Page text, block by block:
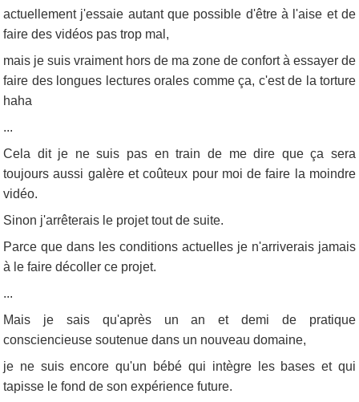
actuellement j'essaie autant que possible d'être à l'aise et de
faire des vidéos pas trop mal,
mais je suis vraiment hors de ma zone de confort à essayer de
faire des longues lectures orales comme ça, c'est de la torture
haha
...
Cela dit je ne suis pas en train de me dire que ça sera
toujours aussi galère et coûteux pour moi de faire la moindre
vidéo.
Sinon j'arrêterais le projet tout de suite.
Parce que dans les conditions actuelles je n'arriverais jamais
à le faire décoller ce projet.
...
Mais je sais qu'après un an et demi de pratique
consciencieuse soutenue dans un nouveau domaine,
je ne suis encore qu'un bébé qui intègre les bases et qui
tapisse le fond de son expérience future.